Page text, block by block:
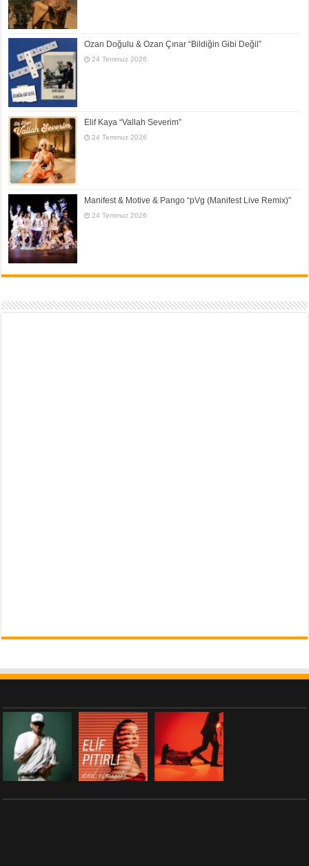
Ozan Doğulu & Ozan Çınar “Bildiğin Gibi Değil”
24 Temmuz 2026
Elif Kaya “Vallah Severim”
24 Temmuz 2026
Manifest & Motive & Pango “pVg (Manifest Live Remix)”
24 Temmuz 2026